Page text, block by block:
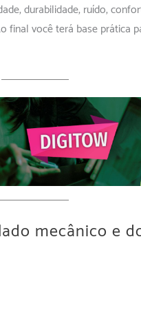
durabilidade, ruído,
final você terá base prática
mecânico e